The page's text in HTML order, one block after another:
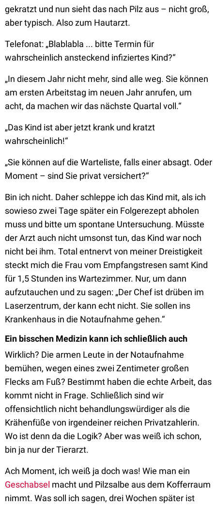
gekratzt und nun sieht das nach Pilz aus – nicht groß,
aber typisch. Also zum Hautarzt.
Telefonat: „Blablabla ... bitte Termin für
wahrscheinlich ansteckend infiziertes Kind?“
„In diesem Jahr nicht mehr, sind alle weg. Sie können
am ersten Arbeitstag im neuen Jahr anrufen, um
acht, da machen wir das nächste Quartal voll.“
„Das Kind ist aber jetzt krank und kratzt
wahrscheinlich!“
„Sie können auf die Warteliste, falls einer absagt. Oder
Moment – sind Sie privat versichert?“
Bin ich nicht. Daher schleppe ich das Kind mit, als ich
sowieso zwei Tage später ein Folgerezept abholen
muss und bitte um spontane Untersuchung. Müsste
der Arzt auch nicht umsonst tun, das Kind war noch
nicht bei ihm. Total entnervt von meiner Dreistigkeit
steckt mich die Frau vom Empfangstresen samt Kind
für 1,5 Stunden ins Wartezimmer. Nur, um dann
aufzutauchen und zu sagen: „Der Chef ist drüben im
Laserzentrum, der kann echt nicht. Sie sollen ins
Krankenhaus in die Notaufnahme gehen.“
Ein bisschen Medizin kann ich schließlich auch
Wirklich? Die armen Leute in der Notaufnahme
bemühen, wegen eines zwei Zentimeter großen
Flecks am Fuß? Bestimmt haben die echte Arbeit, das
kommt nicht in Frage. Schließlich sind wir
offensichtlich nicht behandlungswürdiger als die
Krähenfüße von irgendeiner reichen Privatzahlerin.
Wo ist denn da die Logik? Aber was weiß ich schon,
bin ja nur der Tierarzt.
Ach Moment, ich weiß ja doch was! Wie man ein
Geschabsel macht und Pilzsalbe aus dem Kofferraum
nimmt. Was soll ich sagen, drei Wochen später ist